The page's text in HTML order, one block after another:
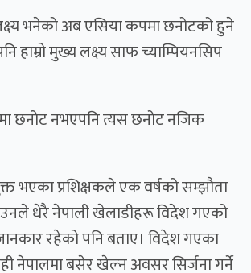
भनेको अब एसिया कपमा छनोटको हुने
हाम्रो मुख्य लक्ष्य साफ च्याम्पियनसिप
छनोट नभएपनि त्यस छनोट नजिक
भएका प्रशिक्षकले एक वर्षको सम्झौता
धेरै नेपाली खेलाडीहरू विदेश गएको
रहेको पनि बताए। विदेश गएका
नेपालमा बसेर खेल्न अवसर सिर्जना गर्ने